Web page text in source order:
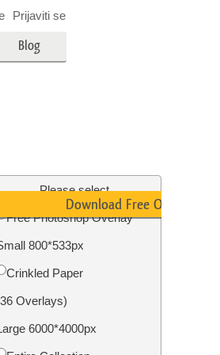
Blog
Prijaviti se
Please select
Free Photoshop Overlay
800*533px
Сrinkled Paper
Overlays)
6000*4000px
Download Free Overlay